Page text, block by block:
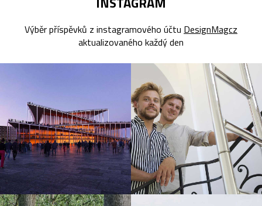
Výběr příspěvků z instagramového účtu DesignMagcz
aktualizovaného každý den